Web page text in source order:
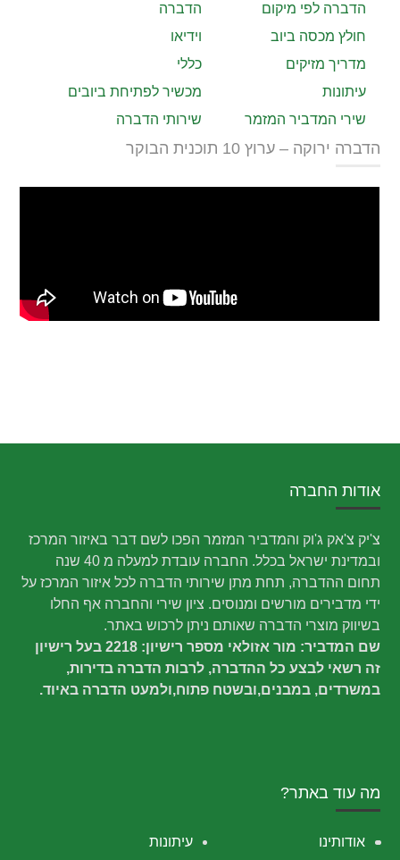
הדברה
הדברה לפי מיקום
וידיאו
חולץ מכסה ביוב
כללי
מדריך מזיקים
מכשיר לפתיחת ביובים
עיתונות
שירותי הדברה
שירי המדביר המזמר
הדברה ירוקה – ערוץ 10 תוכנית הבוקר
אודות החברה
צ'יק צ'אק ג'וק והמדביר המזמר הפכו לשם דבר באיזור המרכז
ובמדינת ישראל בכלל. החברה עובדת למעלה מ 40 שנה
תחום ההדברה, תחת מתן שירותי הדברה לכל איזור המרכז על
ידי מדבירים מורשים ומנוסים. ציון שירי והחברה אף החלו
בשיווק מוצרי הדברה שאותם ניתן לרכוש באתר.
שם המדביר: מור אזולאי מספר רישיון: 2218 בעל רישיון
זה רשאי לבצע כל ההדברה, לרבות הדברה בדירות,
במשרדים, במבנים,ובשטח פתוח,ולמעט הדברה באיוד.
מה עוד באתר?
עיתונות
אודותינו